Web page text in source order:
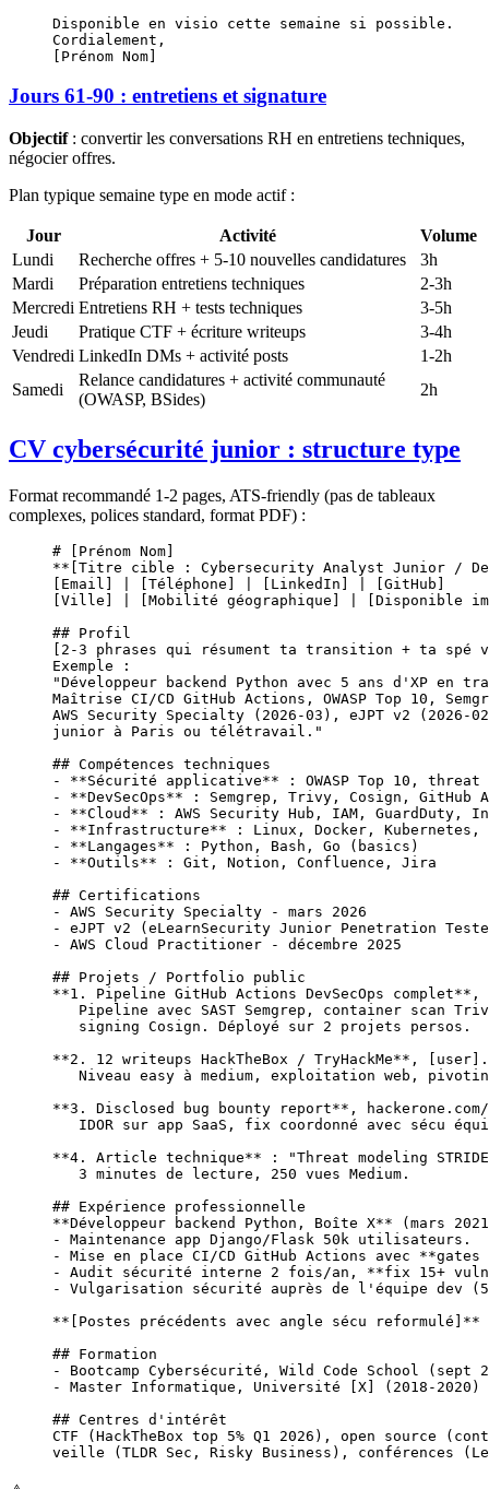
Disponible en visio cette semaine si possible.
Cordialement,
[Prénom Nom]
Jours 61-90 : entretiens et signature
Objectif: convertir les conversations RH en entretiens techniques,
négocier offres.
Plan typique semaine type en mode actif :
Jour Activité
Volume
Lundi
Recherche offres + 5-10 nouvelles candidatures
3h
Mardi
Préparation entretiens techniques
2-3h
Mercredi Entretiens RH + tests techniques
3-5h
Jeudi
Pratique CTF + écriture writeups
3-4h
Vendredi LinkedIn DMs + activité posts
1-2h
Samedi
Relance candidatures + activité communauté
(OWASP, BSides)
2h
CV cybersécurité junior : structure type
Format recommandé 1-2 pages, ATS-friendly (pas de tableaux
complexes, polices standard, format PDF) :
# [Prénom Nom]
**[Titre cible : Cybersecurity Analyst Junior /
Email Téléphone LinkedIn GitHub
Ville ] | [Mobilité géographique] | [Disponible
## Profil
[2-3 phrases qui résument ta transition + ta spé
Exemple :
"Développeur backend Python avec 5 ans d'XP en
Maîtrise CI/CD GitHub Actions, OWASP Top 10,
AWS Security Specialty (2026-03), eJPT v2 (2026-
junior à Paris ou télétravail."
## Compétences techniques
-
**Sécurité applicative** : OWASP Top 10, threat
-
**DevSecOps** : Semgrep, Trivy, Cosign, GitHub
-
**Cloud** : AWS Security Hub, IAM, GuardDuty,
-
**Infrastructure** : Linux, Docker, Kubernetes,
-
**Langages** : Python, Bash, Go (basics)
-
**Outils** : Git, Notion, Confluence, Jira
## Certifications
-
AWS Security Specialty - mars 2026
-
eJPT v2 (eLearnSecurity Junior Penetration
-
AWS Cloud Practitioner - décembre 2025
## Projets / Portfolio public
**1. Pipeline GitHub Actions DevSecOps complet** ,
Pipeline avec SAST Semgrep, container scan
   signing Cosign. Déployé sur 2 projets persos.
**2. 12 writeups HackTheBox / TryHackMe** , [ user
Niveau easy à medium, exploitation web,
**3. Disclosed bug bounty report** ,
IDOR sur app SaaS, fix coordonné avec sécu
**4. Article technique** : "Threat modeling
   3 minutes de lecture, 250 vues Medium.
## Expérience professionnelle
**Développeur backend Python, Boîte X** (mars
-
Maintenance app Django/Flask 50k utilisateurs.
-
Mise en place CI/CD GitHub Actions avec **gates
-
Audit sécurité interne 2 fois/an, **fix 15+
-
Vulgarisation sécurité auprès de l'équipe dev
**[Postes précédents avec angle sécu reformulé]**
## Formation
-
Bootcamp Cybersécurité, Wild Code School
-
Master Informatique, Université [ X ] (2018-2020)
## Centres d'intérêt
CTF (HackTheBox top 5% Q1 2026), open source
veille (TLDR Sec, Risky Business), conférences